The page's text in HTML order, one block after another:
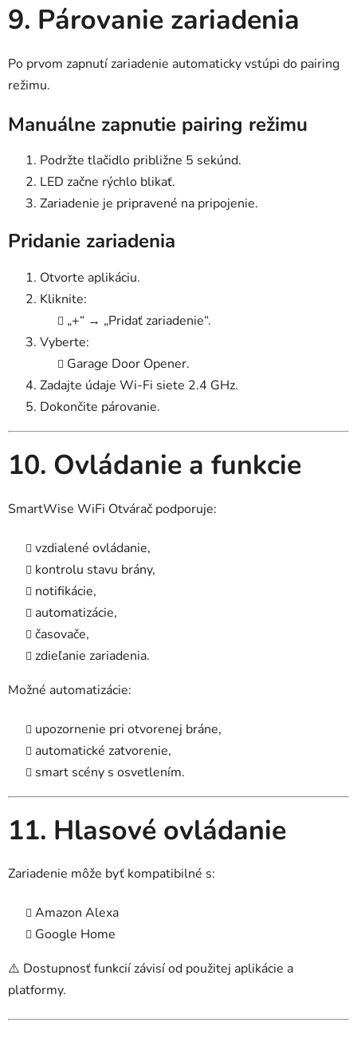
9. Párovanie zariadenia
Po prvom zapnutí zariadenie automaticky vstúpi do pairing
režimu.
Manuálne zapnutie pairing režimu
Podržte tlačidlo približne 5 sekúnd.
LED začne rýchlo blikať.
Zariadenie je pripravené na pripojenie.
Pridanie zariadenia
Otvorte aplikáciu.
Kliknite:
„+“ → „Pridať zariadenie“.
Vyberte:
Garage Door Opener.
Zadajte údaje Wi-Fi siete 2.4 GHz.
Dokončite párovanie.
10. Ovládanie a funkcie
SmartWise WiFi Otvárač podporuje:
vzdialené ovládanie,
kontrolu stavu brány,
notifikácie,
automatizácie,
časovače,
zdieľanie zariadenia.
Možné automatizácie:
upozornenie pri otvorenej bráne,
automatické zatvorenie,
smart scény s osvetlením.
11. Hlasové ovládanie
Zariadenie môže byť kompatibilné s:
Amazon Alexa
Google Home
⚠️ Dostupnosť funkcií závisí od použitej aplikácie a
platformy.